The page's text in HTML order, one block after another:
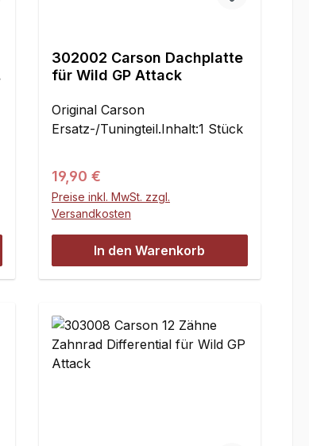
302002 Carson Dachplatte
für Wild GP Attack
Original Carson
Ersatz-/Tuningteil.Inhalt:1 Stück
Regulärer Preis:
19,90 €
Preise inkl. MwSt. zzgl.
Versandkosten
In den Warenkorb